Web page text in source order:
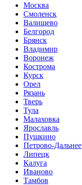
Москва
Смоленск
Валищево
Белгород
Брянск
Владимир
Воронеж
Кострома
Курск
Орел
Рязань
Тверь
Тула
Малаховка
Ярославль
Пушкино
Петрово-Дальнее
Липецк
Калуга
Иваново
Тамбов